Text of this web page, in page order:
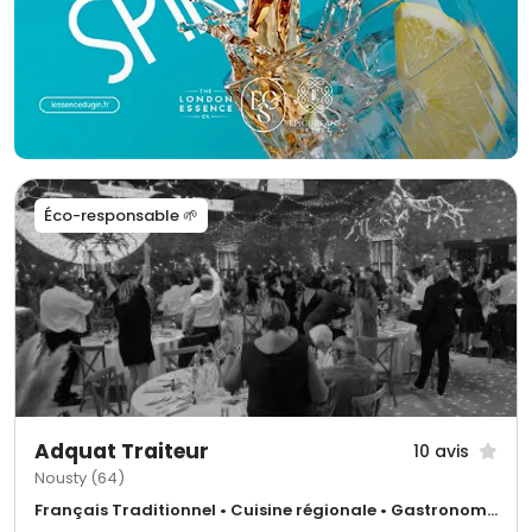
Éco-responsable 🌱
Adquat Traiteur 10 avis
Nousty (64)
Français Traditionnel • Cuisine régionale • Gastronomique